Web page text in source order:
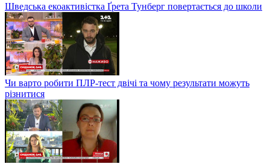
Шведська екоактивістка Ґрета Тунберг повертається до школи
Чи варто робити ПЛР-тест двічі та чому результати можуть
різнитися